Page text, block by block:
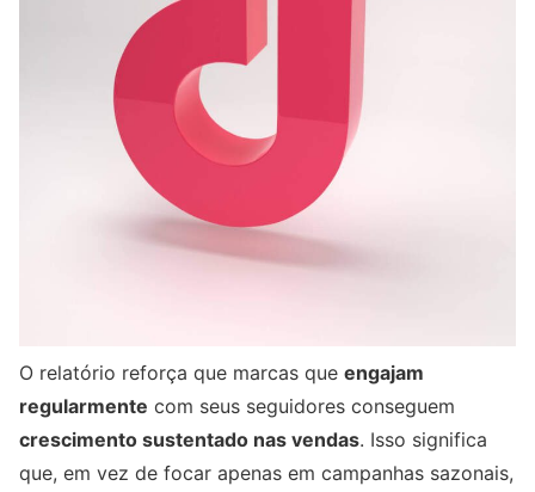
O relatório reforça que marcas que engajam
regularmente com seus seguidores conseguem
crescimento sustentado nas vendas. Isso significa
que, em vez de focar apenas em campanhas sazonais,